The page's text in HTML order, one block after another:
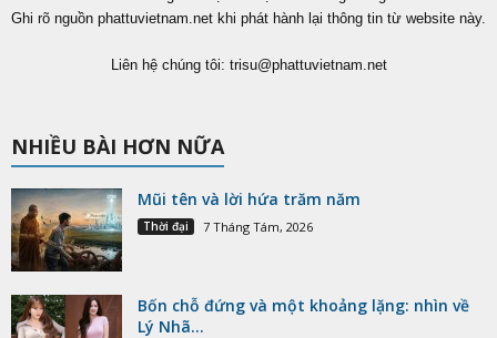
Ghi rõ nguồn phattuvietnam.net khi phát hành lại thông tin từ website này.
Liên hệ chúng tôi: trisu@phattuvietnam.net
NHIỀU BÀI HƠN NỮA
Mũi tên và lời hứa trăm năm
Thời đại 7 Tháng Tám, 2026
Bốn chỗ đứng và một khoảng lặng: nhìn về
Lý Nhã...